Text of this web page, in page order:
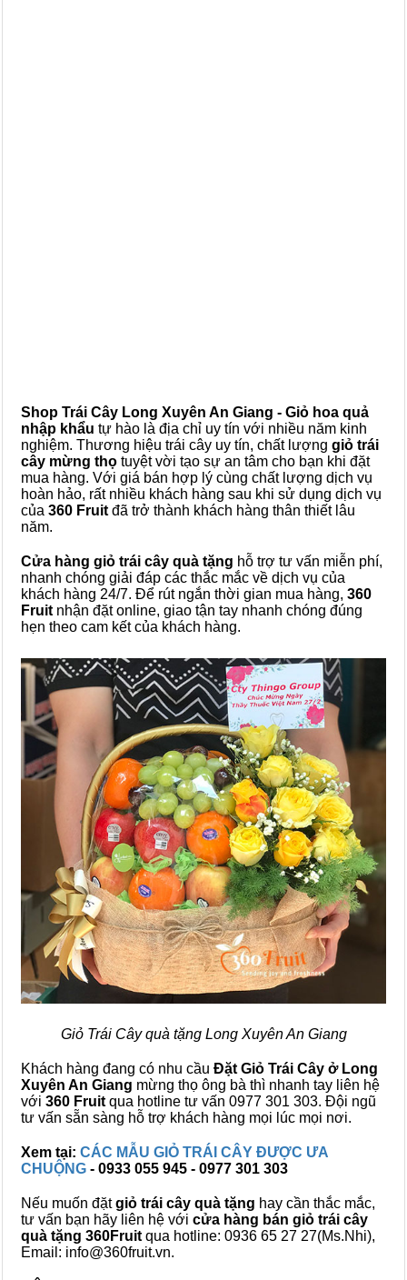
Shop Trái Cây Long Xuyên An Giang - Giỏ hoa quả
nhập khẩu tự hào là địa chỉ uy tín với nhiều năm kinh
nghiệm. Thương hiệu trái cây uy tín, chất lượng giỏ trái
cây mừng thọ tuyệt vời tạo sự an tâm cho bạn khi đặt
mua hàng. Với giá bán hợp lý cùng chất lượng dịch vụ
hoàn hảo, rất nhiều khách hàng sau khi sử dụng dịch vụ
của 360 Fruit đã trở thành khách hàng thân thiết lâu
năm.
Cửa hàng giỏ trái cây quà tặng hỗ trợ tư vấn miễn phí,
nhanh chóng giải đáp các thắc mắc về dịch vụ của
khách hàng 24/7. Để rút ngắn thời gian mua hàng, 360
Fruit nhận đặt online, giao tận tay nhanh chóng đúng
hẹn theo cam kết của khách hàng.
Giỏ Trái Cây quà tặng Long Xuyên An Giang
Khách hàng đang có nhu cầu Đặt Giỏ Trái Cây ở Long
Xuyên An Giang mừng thọ ông bà thì nhanh tay liên hệ
với 360 Fruit qua hotline tư vấn 0977 301 303. Đội ngũ
tư vấn sẵn sàng hỗ trợ khách hàng mọi lúc mọi nơi.
Xem tại: CÁC MẪU GIỎ TRÁI CÂY ĐƯỢC ƯA
CHUỘNG - 0933 055 945 - 0977 301 303
Nếu muốn đặtgiỏ trái cây quà tặng hay cần thắc mắc,
tư vấn bạn hãy liên hệ với cửa hàng bán giỏ trái cây
quà tặng 360Fruit qua hotline: 0936 65 27 27(Ms.Nhi),
Email: info@360fruit.vn.